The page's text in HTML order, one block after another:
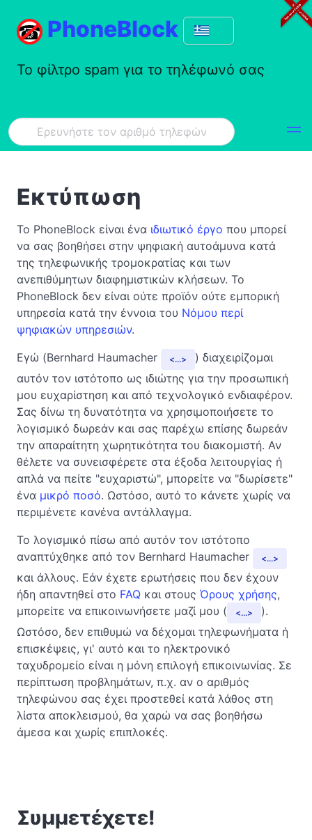
PhoneBlock
Το φίλτρο spam για το τηλέφωνό σας
Εκτύπωση
Το PhoneBlock είναι ένα ιδιωτικό έργο που μπορεί
να σας βοηθήσει στην ψηφιακή αυτοάμυνα κατά
της τηλεφωνικής τρομοκρατίας και των
ανεπιθύμητων διαφημιστικών κλήσεων. Το
PhoneBlock δεν είναι ούτε προϊόν ούτε εμπορική
υπηρεσία κατά την έννοια του Νόμου περί
ψηφιακών υπηρεσιών.
Εγώ (Bernhard Haumacher
...
) διαχειρίζομαι
αυτόν τον ιστότοπο ως ιδιώτης για την προσωπική
μου ευχαρίστηση και από τεχνολογικό ενδιαφέρον.
Σας δίνω τη δυνατότητα να χρησιμοποιήσετε το
λογισμικό δωρεάν και σας παρέχω επίσης δωρεάν
την απαραίτητη χωρητικότητα του διακομιστή. Αν
θέλετε να συνεισφέρετε στα έξοδα λειτουργίας ή
απλά να πείτε "ευχαριστώ", μπορείτε να "δωρίσετε"
ένα μικρό ποσό. Ωστόσο, αυτό το κάνετε χωρίς να
περιμένετε κανένα αντάλλαγμα.
Το λογισμικό πίσω από αυτόν τον ιστότοπο
αναπτύχθηκε από τον Bernhard Haumacher
...
και άλλους. Εάν έχετε ερωτήσεις που δεν έχουν
ήδη απαντηθεί στο FAQ και στους Όρους χρήσης,
μπορείτε να επικοινωνήσετε μαζί μου (
...
).
Ωστόσο, δεν επιθυμώ να δέχομαι τηλεφωνήματα ή
επισκέψεις, γι' αυτό και το ηλεκτρονικό
ταχυδρομείο είναι η μόνη επιλογή επικοινωνίας. Σε
περίπτωση προβλημάτων, π.χ. αν ο αριθμός
τηλεφώνου σας έχει προστεθεί κατά λάθος στη
λίστα αποκλεισμού, θα χαρώ να σας βοηθήσω
άμεσα και χωρίς επιπλοκές.
Συμμετέχετε!